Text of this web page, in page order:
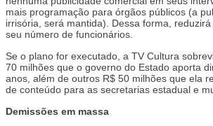
mais programação para órgãos públicos (a
irrisória, será mantida). Dessa forma,
seu número de funcionários.
Se o plano for executado, a TV Cultura
70 milhões que o governo do Estado aporta
anos, além de outros R$ 50 milhões que ela
de conteúdo para as secretarias estadual e
Demissões em massa